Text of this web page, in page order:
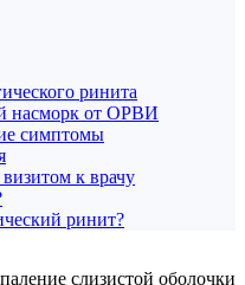
ринита
насморк от ОРВИ
симптомы
к врачу
ринит?
слизистой оболочки